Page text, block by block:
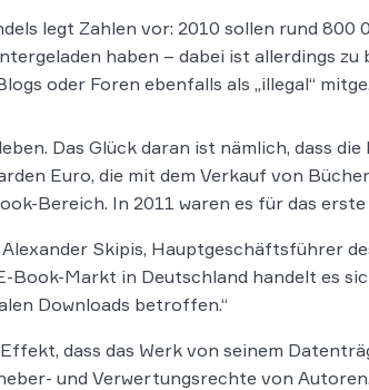
legt Zahlen vor: 2010 sollen rund 800
haben – dabei ist allerdings zu
oder Foren ebenfalls als „illegal“
Das Glück daran ist nämlich, dass
Euro, die mit dem Verkauf von
Bereich. In 2011 waren es für das
Skipis, Hauptgeschäftsführer
Book-Markt in Deutschland handelt es
Downloads betroffen.“
dass das Werk von seinem
und Verwertungsrechte von Autoren.